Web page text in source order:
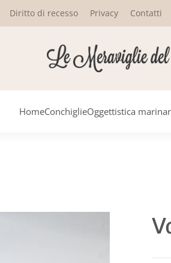
Diritto di recesso Privacy Contatti
HomeConchiglieOggettistica